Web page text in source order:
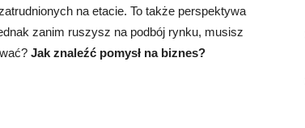
na etacie. To także perspektywa
zanim ruszysz na podbój rynku, musisz
Jak znaleźć pomysł na biznes?